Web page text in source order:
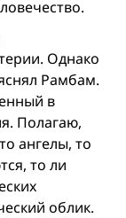
Однако
Рамбам.
в
Полагаю,
ангелы, то
то ли
облик.